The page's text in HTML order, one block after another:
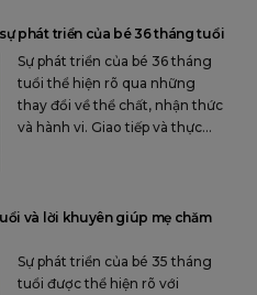
phát triển của bé 36 tháng tuổi
Sự phát triển của bé 36 tháng
tuổi thể hiện rõ qua những
thay đổi về thể chất, nhận thức
và hành vi. Giao tiếp và thực
và lời khuyên giúp mẹ chăm
Sự phát triển của bé 35 tháng
tuổi được thể hiện rõ với